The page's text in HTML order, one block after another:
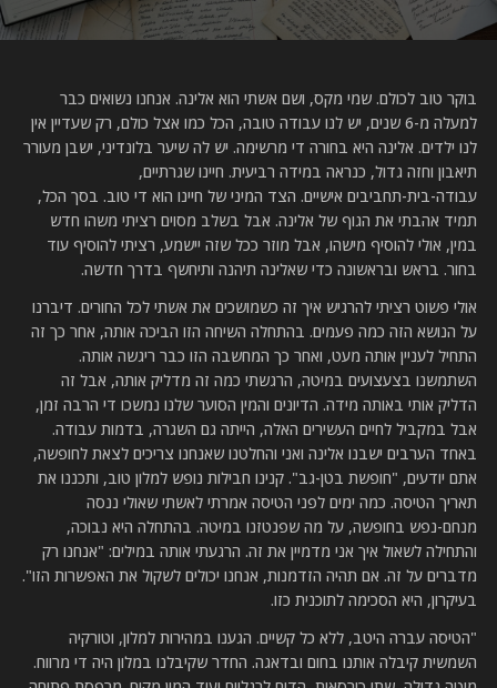
בוקר טוב לכולם. שמי מקס, ושם אשתי הוא אלינה. אנחנו נשואים כבר
למעלה מ-6 שנים, יש לנו עבודה טובה, הכל כמו אצל כולם, רק שעדיין אין
לנו ילדים. אלינה היא בחורה די מרשימה. יש לה שיער בלונדיני, ישבן מעורר
תיאבון וחזה גדול, כנראה במידה רביעית. חיינו שגרתיים,
עבודה-בית-תחביבים אישיים. הצד המיני של חיינו הוא די טוב. בסך הכל,
תמיד אהבתי את הגוף של אלינה. אבל בשלב מסוים רציתי משהו חדש
במין, אולי להוסיף מישהו, אבל מוזר ככל שזה יישמע, רציתי להוסיף עוד
בחור. בראש ובראשונה כדי שאלינה תיהנה ותיחשף בדרך חדשה.
אולי פשוט רציתי להרגיש איך זה כשמושכים את אשתי לכל החורים. דיברנו
על הנושא הזה כמה פעמים. בהתחלה השיחה הזו הביכה אותה, אחר כך זה
התחיל לעניין אותה מעט, ואחר כך המחשבה הזו כבר ריגשה אותה.
השתמשנו בצעצועים במיטה, הרגשתי כמה זה מדליק אותה, אבל זה
הדליק אותי באותה מידה. הדיונים והמין הסוער שלנו נמשכו די הרבה זמן,
אבל במקביל לחיים העשירים האלה, הייתה גם השגרה, בדמות עבודה.
באחד הערבים ישבנו אלינה ואני והחלטנו שאנחנו צריכים לצאת לחופשה,
אתם יודעים, "חופשת בטן-גב". קנינו חבילות נופש למלון טוב, ותכננו את
תאריך הטיסה. כמה ימים לפני הטיסה אמרתי לאשתי שאולי ננסה
מנחם-נפש בחופשה, על מה שפנטזנו במיטה. בהתחלה היא נבוכה,
והתחילה לשאול איך אני מדמיין את זה. הרגעתי אותה במילים: "אנחנו רק
מדברים על זה. אם תהיה הזדמנות, אנחנו יכולים לשקול את האפשרות הזו".
בעיקרון, היא הסכימה לתוכנית כזו.
"הטיסה עברה היטב, ללא כל קשיים. הגענו במהירות למלון, וטורקיה
השמשית קיבלה אותנו בחום ובדאגה. החדר שקיבלנו במלון היה די מרווח.